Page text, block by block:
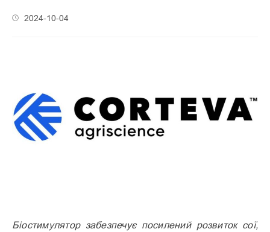
2024-10-04
Біостимулятор забезпечує посилений розвиток сої,